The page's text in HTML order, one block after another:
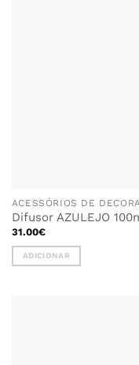
ACESSÓRIOS DE
Difusor AZULEJO
31.00€
ADICIONAR